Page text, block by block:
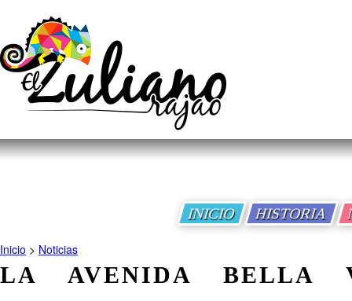
INICIO HISTORIA
Inicio > Noticias
LA AVENIDA BELLA